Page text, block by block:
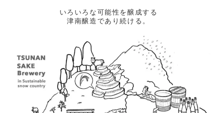
いろいろな可能性を醸成する
津南醸造であり続ける。